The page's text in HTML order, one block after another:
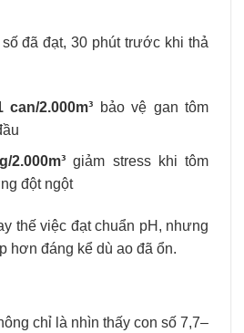
đã đạt, 30 phút trước khi thả
can/2.000m³ bảo vệ gan tôm
2.000m³ giảm stress khi tôm
đột ngột
thế việc đạt chuẩn pH, nhưng
hơn đáng kể dù ao đã ổn.
chỉ là nhìn thấy con số 7,7–